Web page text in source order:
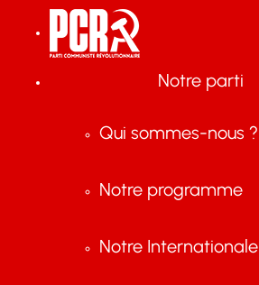
Notre parti
Qui sommes-nous ?
Notre programme
Notre Internationale